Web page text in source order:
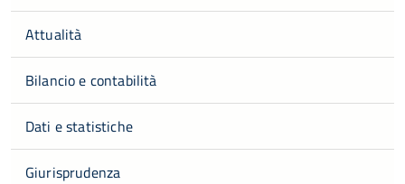
Attualità
Bilancio e contabilità
Dati e statistiche
Giurisprudenza